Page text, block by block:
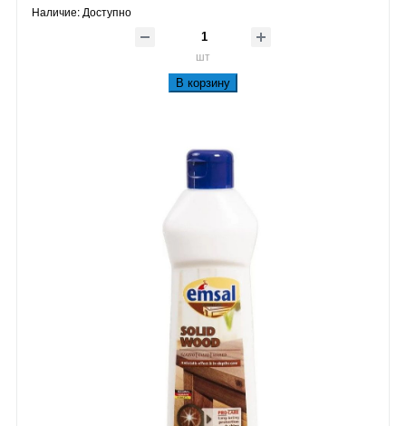
Наличие: Доступно
шт
В корзину